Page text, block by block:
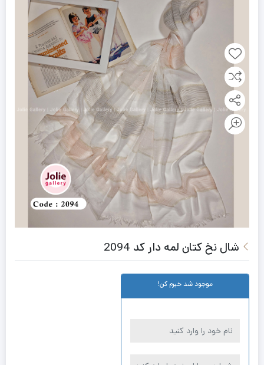
شال نخ کتان لمه دار کد 2094
موجود شد خبرم کن!